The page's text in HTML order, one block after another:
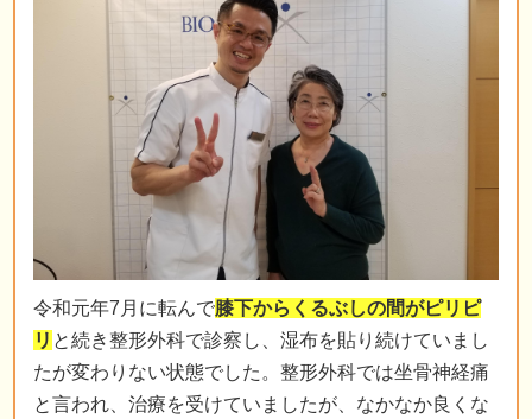
令和元年7月に転んで膝下からくるぶしの間がピリピ
リ と続き整形外科で診察し、湿布を貼り続けていまし
たが変わりない状態でした。整形外科では坐骨神経痛
と言われ、治療を受けていましたが、なかなか良くな